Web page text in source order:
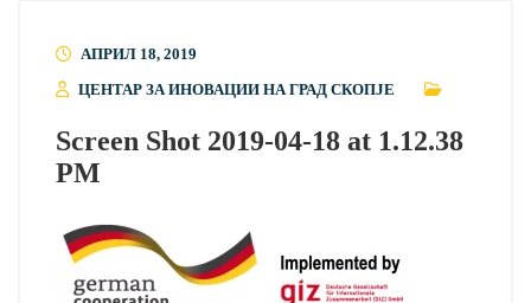
АПРИЛ 18, 2019
ЦЕНТАР ЗА ИНОВАЦИИ НА ГРАД СКОПЈЕ
Screen Shot 2019-04-18 at 1.12.38
PM